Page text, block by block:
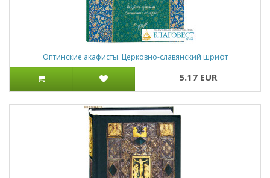
Оптинские акафисты. Церковно-славянский шрифт
5.17 EUR